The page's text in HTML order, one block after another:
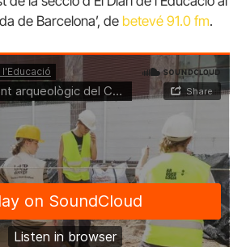
de Barcelona’, de betevé 91.0 fm.